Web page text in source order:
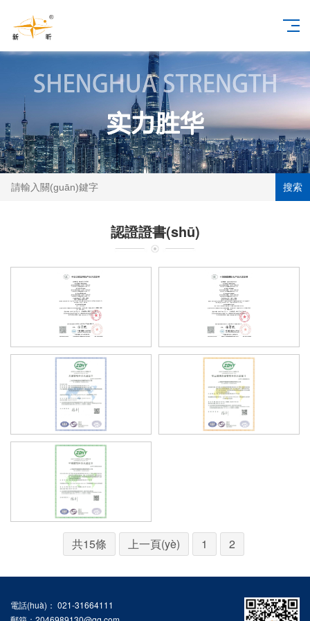
搜索
認證證書(shū)
共15條 上一頁(yè) 1 2
電話(huà)： 021-31664111